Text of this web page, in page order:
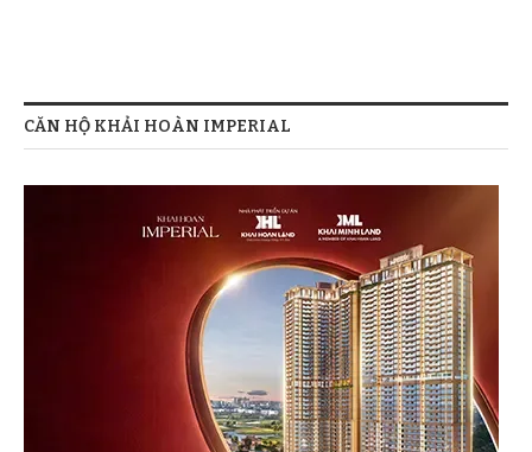
CĂN HỘ KHẢI HOÀN IMPERIAL